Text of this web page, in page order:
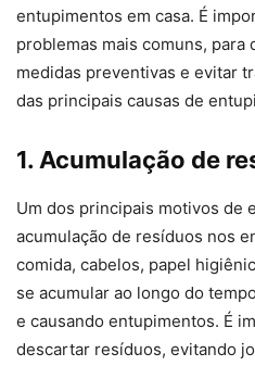
entupimentos em casa. É
problemas mais comuns, para
medidas preventivas e evitar
das principais causas de
1. Acumulação de
Um dos principais motivos de
acumulação de resíduos nos
comida, cabelos, papel
se acumular ao longo do
e causando entupimentos. É
descartar resíduos, evitando